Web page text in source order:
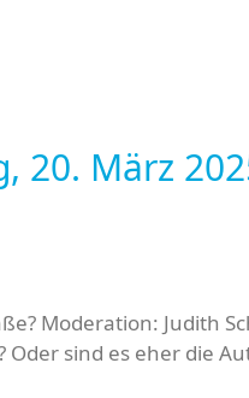
20. März
Moderation: Judith
sind es eher die